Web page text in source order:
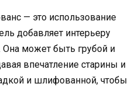
— это использование
добавляет интерьеру
Она может быть грубой и
впечатление старины и
и шлифованной, чтобы